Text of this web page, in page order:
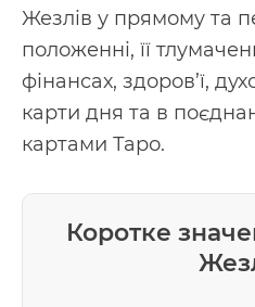
Жезлів у прямому та
положенні, її
фінансах, здоров’ї,
карти дня та в
картами Таро.
Коротке